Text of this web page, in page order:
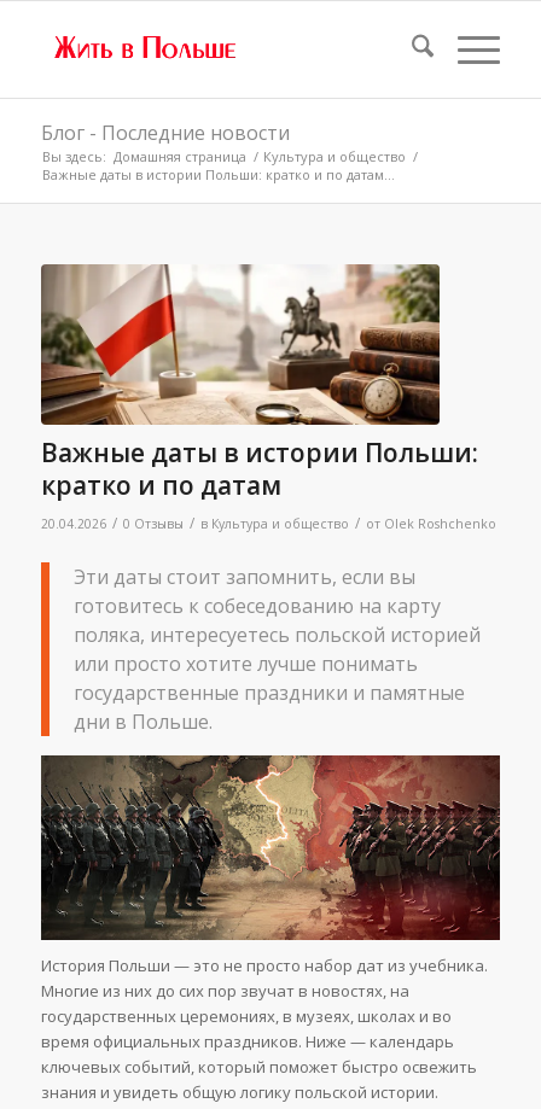
Блог - Последние новости
Вы здесь: Домашняя страница / Культура и общество /
Важные даты в истории Польши: кратко и по датам...
Важные даты в истории Польши:
кратко и по датам
20.04.2026 / 0 Отзывы / в Культура и общество / от Olek Roshchenko
Эти даты стоит запомнить, если вы
готовитесь к собеседованию на карту
поляка, интересуетесь польской историей
или просто хотите лучше понимать
государственные праздники и памятные
дни в Польше.
История Польши — это не просто набор дат из учебника.
Многие из них до сих пор звучат в новостях, на
государственных церемониях, в музеях, школах и во
время официальных праздников. Ниже — календарь
ключевых событий, который поможет быстро освежить
знания и увидеть общую логику польской истории.